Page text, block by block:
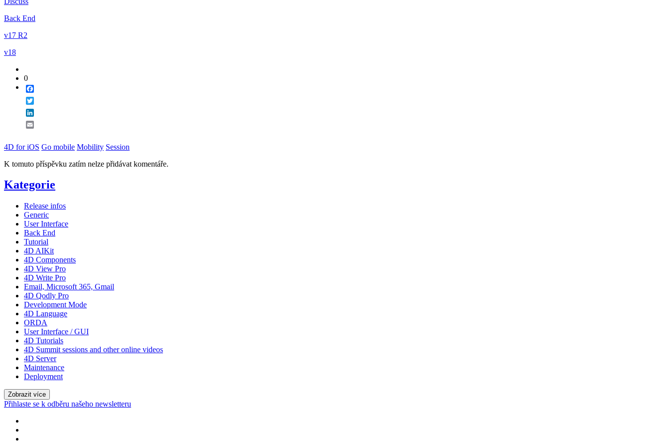
Email
Back End
v17 R2
v18
0
4D for iOS Go mobile Mobility Session
K tomuto příspěvku zatím nelze přidávat komentáře.
Kategorie
Release infos
Generic
User Interface
Back End
Tutorial
4D AIKit
4D Components
4D View Pro
4D Write Pro
Email, Microsoft 365, Gmail
4D Qodly Pro
Development Mode
4D Language
ORDA
User Interface / GUI
4D Tutorials
4D Summit sessions and other online videos
4D Server
Maintenance
Deployment
Zobrazit více
Přihlaste se k odběru našeho newsletteru